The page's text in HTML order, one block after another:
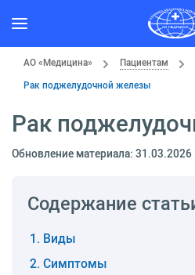
АО «Медицина» Пациентам
Рак поджелудочной железы
Рак
Обновление материала: 31.03.2026
Содержание
Виды
Симптомы